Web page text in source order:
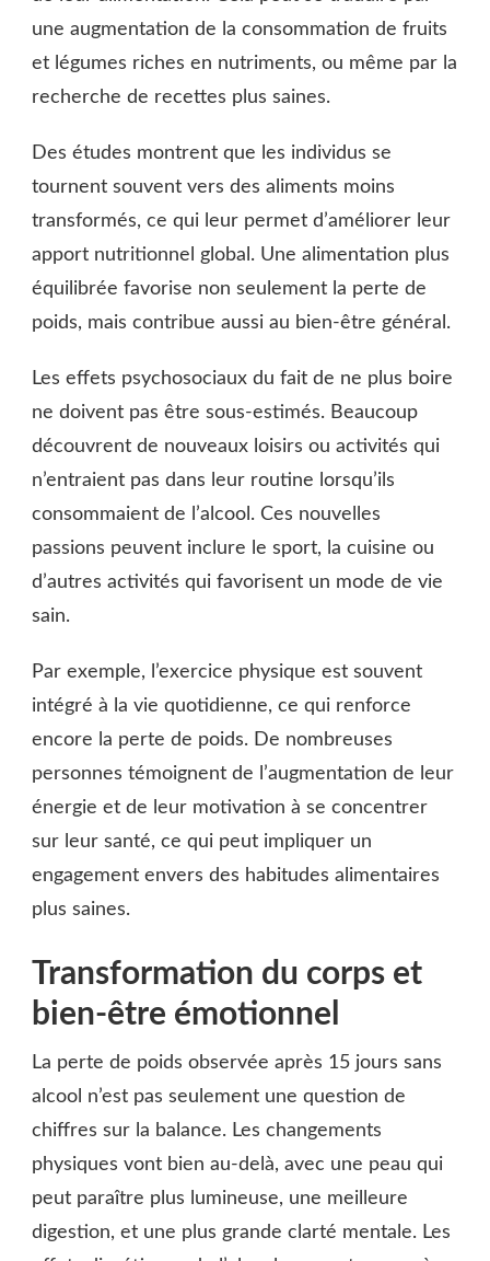
une augmentation de la consommation de fruits
et légumes riches en nutriments, ou même par la
recherche de recettes plus saines.
Des études montrent que les individus se
tournent souvent vers des aliments moins
transformés, ce qui leur permet d’améliorer leur
apport nutritionnel global. Une alimentation plus
équilibrée favorise non seulement la perte de
poids, mais contribue aussi au bien-être général.
Les effets psychosociaux du fait de ne plus boire
ne doivent pas être sous-estimés. Beaucoup
découvrent de nouveaux loisirs ou activités qui
n’entraient pas dans leur routine lorsqu’ils
consommaient de l’alcool. Ces nouvelles
passions peuvent inclure le sport, la cuisine ou
d’autres activités qui favorisent un mode de vie
sain.
Par exemple, l’exercice physique est souvent
intégré à la vie quotidienne, ce qui renforce
encore la perte de poids. De nombreuses
personnes témoignent de l’augmentation de leur
énergie et de leur motivation à se concentrer
sur leur santé, ce qui peut impliquer un
engagement envers des habitudes alimentaires
plus saines.
Transformation du corps et
bien-être émotionnel
La perte de poids observée après 15 jours sans
alcool n’est pas seulement une question de
chiffres sur la balance. Les changements
physiques vont bien au-delà, avec une peau qui
peut paraître plus lumineuse, une meilleure
digestion, et une plus grande clarté mentale. Les